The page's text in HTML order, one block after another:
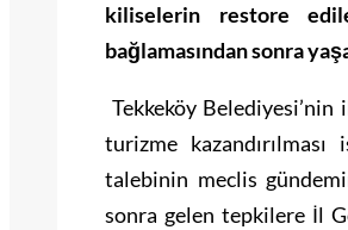
kiliselerin restore
bağlamasından sonra
Tekkeköy
turizme
talebinin meclis
sonra gelen tepkilere İl